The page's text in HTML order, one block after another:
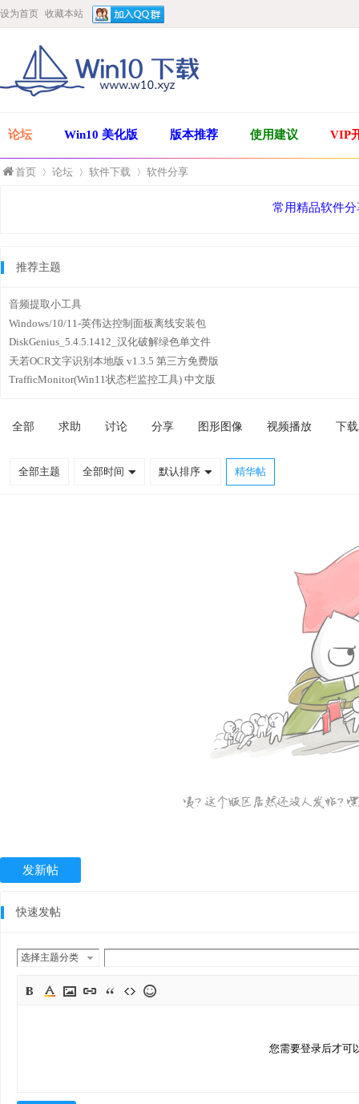
设为首页 收藏本站
论坛 Win10 美化版 版本推荐 使用建议 VIP
首页 论坛 软件下载 软件分享
常用精品软件
推荐主题
音频提取小工具
Windows/10/11-英伟达控制面板离线安装包
DiskGenius_5.4.5.1412_汉化破解绿色单文件
天若OCR文字识别本地版 v1.3.5 第三方免费版
TrafficMonitor(Win11状态栏监控工具) 中文版
全部 求助 讨论 分享 图形图像 视频播放 下
全部主题 全部时间 默认排序 精华帖
发新帖
快速发帖
选择主题分类
您需要登录后才可